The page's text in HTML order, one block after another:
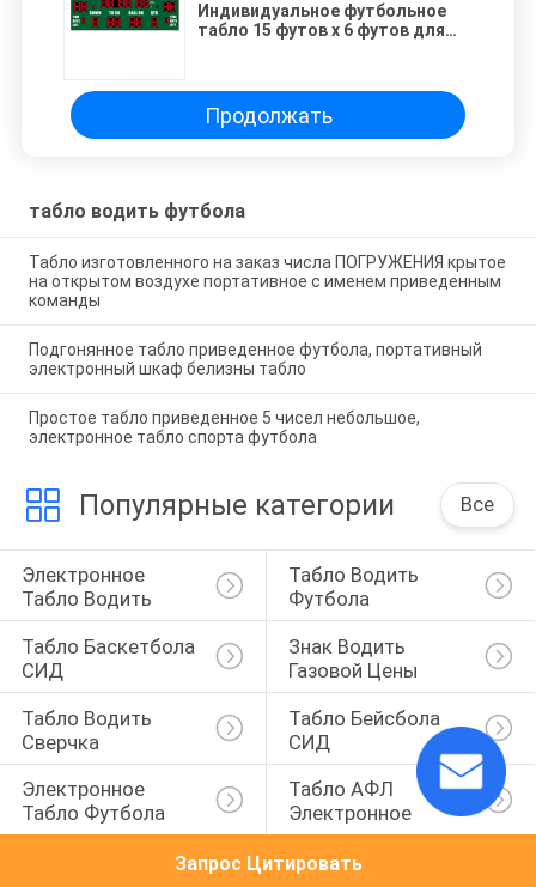
Индивидуальное футбольное
табло 15 футов x 6 футов для
Продолжать
табло водить футбола
Табло изготовленного на заказ числа ПОГРУЖЕНИЯ крытое
на открытом воздухе портативное с именем приведенным
команды
Подгонянное табло приведенное футбола, портативный
электронный шкаф белизны табло
Простое табло приведенное 5 чисел небольшое,
электронное табло спорта футбола
Популярные категории Все
Электронное
Табло Водить
Табло Водить
Футбола
Табло Баскетбола
СИД
Знак Водить
Газовой Цены
Табло Водить
Сверчка
Табло Бейсбола
СИД
Электронное
Табло Футбола
Табло АФЛ
Электронное
Запрос Цитировать